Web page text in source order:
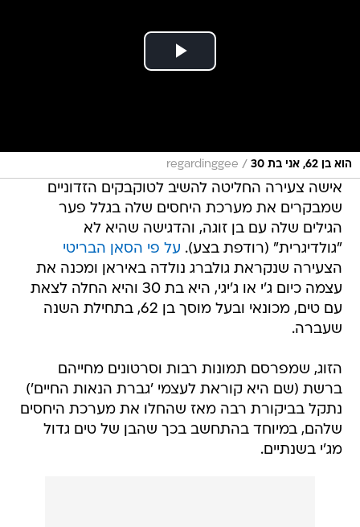
הוא בן 62, אני בת 30 /
regardinggee
אישה צעירה החליטה להשיב לטוקבקים הזדוניים
שמבקרים את מערכת היחסים שלה בגלל פער
הגילים שלה עם בן זוגה, והדגישה שהיא לא
"גולדיגרית" (רודפת בצע). על פי הסאן הבריטי
הצעירה שנקראת גולברג נולדה באיראן ומכנה את
עצמה כיום ג'י או ג'יגי, היא בת 30 והיא החלה לצאת
עם טים, מכונאי ובעל מוסך בן 62, בתחילת השנה
שעברה.
הזוג, שמפרסם תמונות רבות וסרטונים מחייהם
ברשת (שם היא קוראת לעצמי 'גברת הנאות החיים')
נתקל בביקורת רבה מאז שהחלו את מערכת היחסים
שלהם, במיוחד בהתחשב בכך שהבן של טים גדול
מג'י בשנתיים.